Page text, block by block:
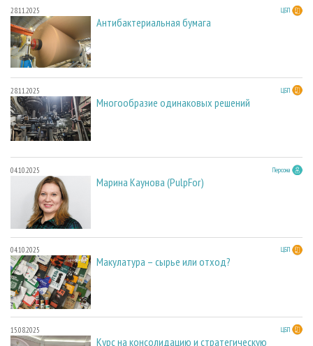
28.11.2025 ЦБП
Антибактериальная бумага
28.11.2025 ЦБП
Многообразие одинаковых решений
04.10.2025 Персона
Марина Каунова (PulpFor)
04.10.2025 ЦБП
Макулатура – сырье или отход?
15.08.2025 ЦБП
Курс на консолидацию и стратегическую